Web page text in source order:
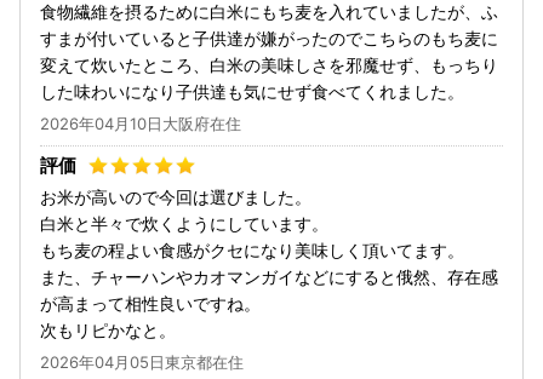
食物繊維を摂るために白米にもち麦を入れていましたが、ふ
すまが付いていると子供達が嫌がったのでこちらのもち麦に
変えて炊いたところ、白米の美味しさを邪魔せず、もっちり
した味わいになり子供達も気にせず食べてくれました。
2026年04月10日大阪府在住
お米が高いので今回は選びました。
白米と半々で炊くようにしています。
もち麦の程よい食感がクセになり美味しく頂いてます。
また、チャーハンやカオマンガイなどにすると俄然、存在感
が高まって相性良いですね。
次もリピかなと。
2026年04月05日東京都在住